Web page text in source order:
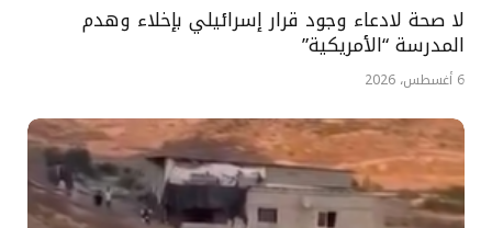
لا صحة لادعاء وجود قرار إسرائيلي بإخلاء وهدم
المدرسة “الأمريكية”
6 أغسطس، 2026